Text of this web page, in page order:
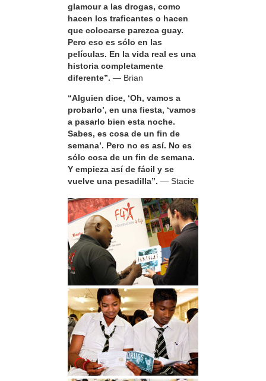
glamour a las drogas, como
hacen los traficantes o hacen
que colocarse parezca guay.
Pero eso es sólo en las
películas. En la vida real es una
historia completamente
diferente”. — Brian
“Alguien dice, ‘Oh, vamos a
probarlo’, en una fiesta, ‘vamos
a pasarlo bien esta noche.
Sabes, es cosa de un fin de
semana’. Pero no es así. No es
sólo cosa de un fin de semana.
Y empieza así de fácil y se
vuelve una pesadilla”. — Stacie